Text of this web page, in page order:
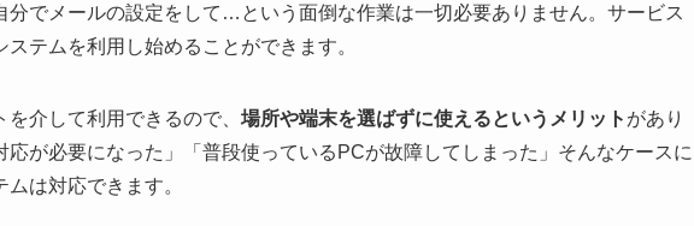
分でメールの設定をして…という面倒な作業は一切必要ありません。サービス
テムを利用し始めることができます。
介して利用できるので、 場所や端末を選ばずに使えるというメリット があり
応が必要になった」「普段使っているPCが故障してしまった」そんなケースに
は対応できます。